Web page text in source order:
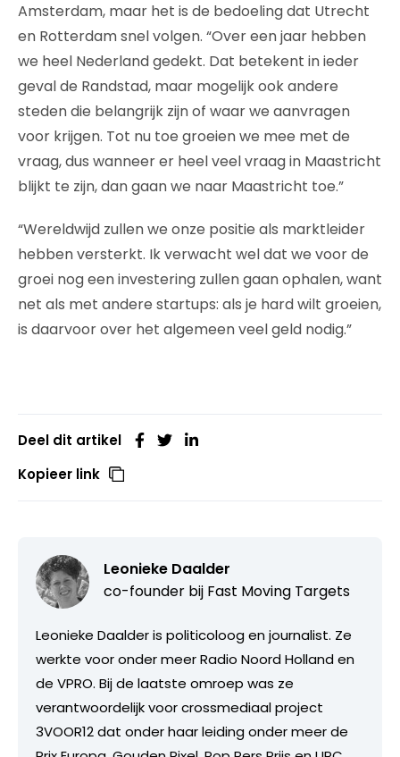
Amsterdam, maar het is de bedoeling dat Utrecht
en Rotterdam snel volgen. “Over een jaar hebben
we heel Nederland gedekt. Dat betekent in ieder
geval de Randstad, maar mogelijk ook andere
steden die belangrijk zijn of waar we aanvragen
voor krijgen. Tot nu toe groeien we mee met de
vraag, dus wanneer er heel veel vraag in Maastricht
blijkt te zijn, dan gaan we naar Maastricht toe.”
“Wereldwijd zullen we onze positie als marktleider
hebben versterkt. Ik verwacht wel dat we voor de
groei nog een investering zullen gaan ophalen, want
net als met andere startups: als je hard wilt groeien,
is daarvoor over het algemeen veel geld nodig.”
Deel dit artikel
Kopieer link
Leonieke Daalder
co-founder bij Fast Moving Targets
Leonieke Daalder is politicoloog en journalist. Ze
werkte voor onder meer Radio Noord Holland en
de VPRO. Bij de laatste omroep was ze
verantwoordelijk voor crossmediaal project
3VOOR12 dat onder haar leiding onder meer de